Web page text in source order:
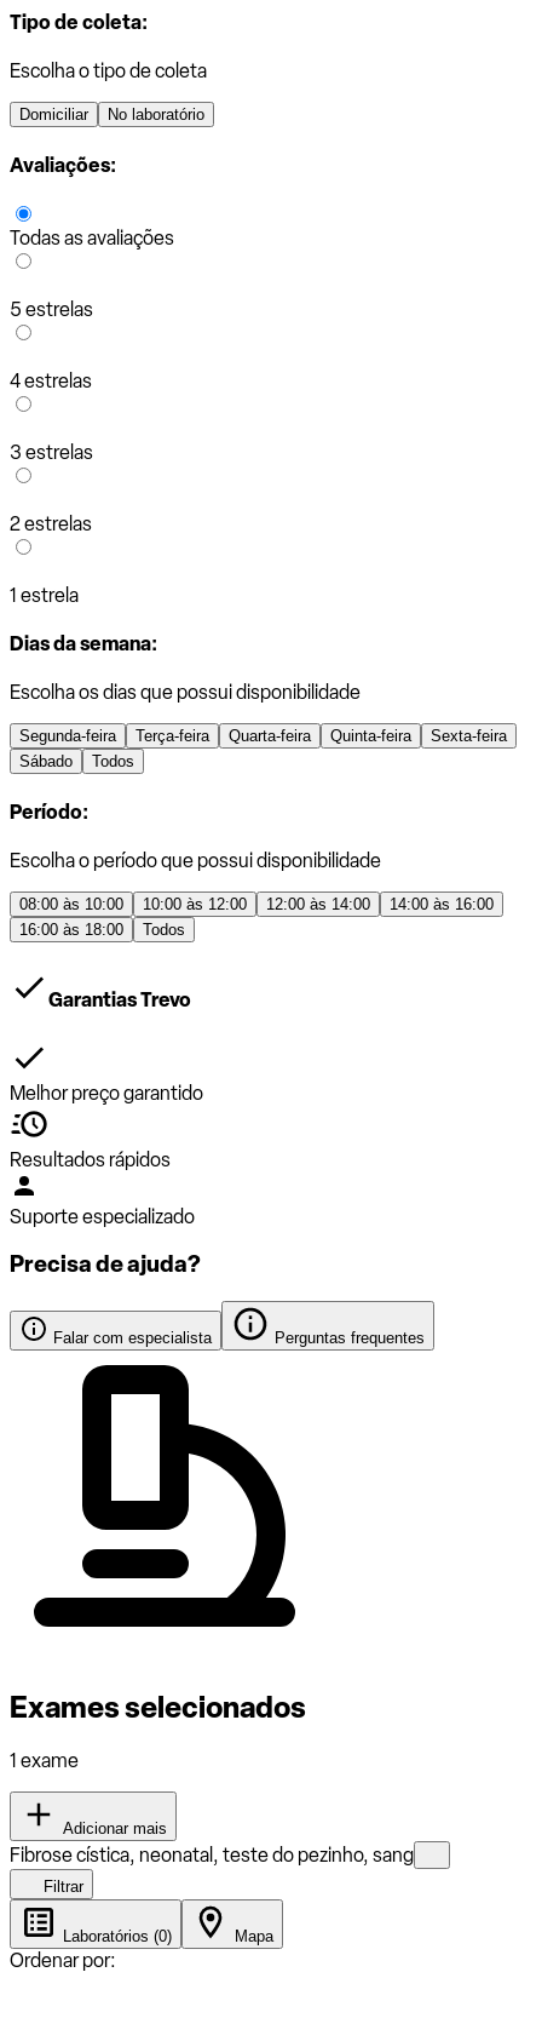
Tipo de coleta:
Escolha o tipo de coleta
Domiciliar No laboratório
Avaliações:
Todas as avaliações
5 estrelas
4 estrelas
3 estrelas
2 estrelas
1 estrela
Dias da semana:
Escolha os dias que possui disponibilidade
Segunda-feira Terça-feira Quarta-feira Quinta-feira
Sexta-feira
Sábado
Todos
Período:
Escolha o período que possui disponibilidade
08:00 às 10:00 10:00 às 12:00 12:00 às 14:00
14:00 às 16:00
16:00 às 18:00
Todos
Garantias Trevo
Melhor preço garantido
Resultados rápidos
Suporte especializado
Precisa de ajuda?
Falar com especialista Perguntas frequentes
Exames selecionados
1 exame
Adicionar mais
Fibrose cística, neonatal, teste do pezinho, sang
Filtrar
Laboratórios (0) Mapa
Ordenar por: